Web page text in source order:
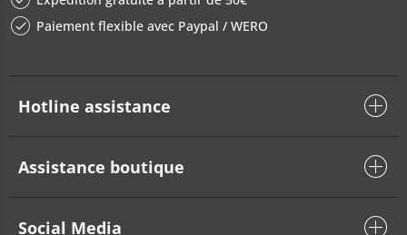
Paiement flexible avec Paypal / WERO
Hotline assistance
Assistance boutique
Social Media